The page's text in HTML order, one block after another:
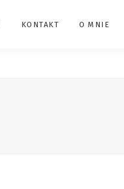
KONTAKT O MNIE